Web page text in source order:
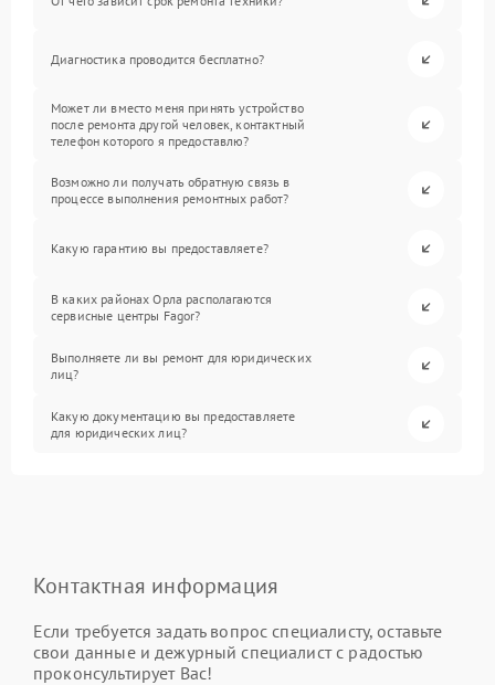
Диагностика проводится бесплатно?
Может ли вместо меня принять устройство
после ремонта другой человек, контактный
телефон которого я предоставлю?
Возможно ли получать обратную связь в
процессе выполнения ремонтных работ?
Какую гарантию вы предоставляете?
В каких районах Орла располагаются
сервисные центры Fagor?
Выполняете ли вы ремонт для юридических
лиц?
Какую документацию вы предоставляете
для юридических лиц?
Контактная информация
Если требуется задать вопрос специалисту, оставьте
свои данные и дежурный специалист с радостью
проконсультирует Вас!